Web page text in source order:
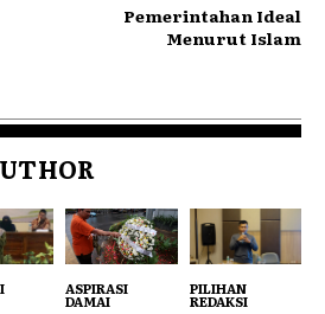
Pemerintahan Ideal
Menurut Islam
ASPIRASI
DAMAI
PILIHAN
REDAKSI